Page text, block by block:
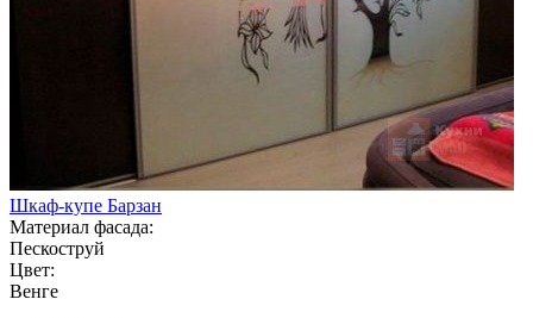
Шкаф-купе Барзан
Материал фасада:
Пескоструй
Цвет:
Венге